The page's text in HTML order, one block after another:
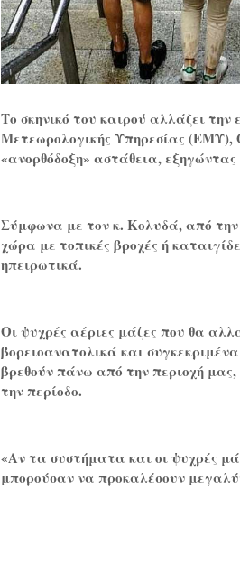
Το σκηνικό του καιρού αλλάζει την
Μετεωρολογικής Υπηρεσίας (ΕΜΥ),
«ανορθόδοξη» αστάθεια,
Σύμφωνα με τον κ. Κολυδά, από
χώρα με τοπικές βροχές ή
ηπειρωτικά.
Οι ψυχρές αέριες μάζες που θα
βορειοανατολικά και
βρεθούν πάνω από την περιοχή
την περίοδο.
«Αν τα συστήματα και οι ψυχρές
μπορούσαν να προκαλέσουν